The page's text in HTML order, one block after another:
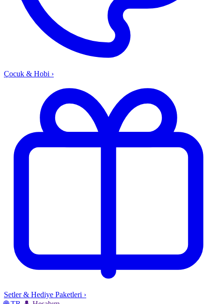
Çocuk & Hobi ›
Setler & Hediye Paketleri ›